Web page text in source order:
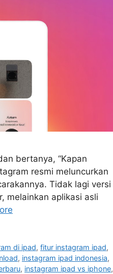
bertanya, “Kapan
resmi meluncurkan
Tidak lagi versi
melainkan aplikasi asli
di ipad,fitur instagram ipad,
, instagram ipad indonesia,
, instagram ipad vs iphone,